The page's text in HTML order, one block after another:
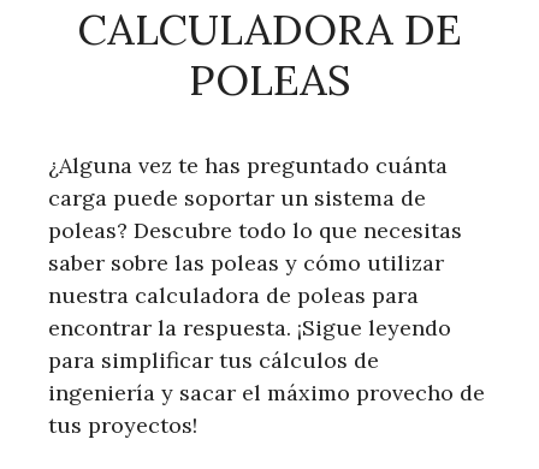
CALCULADORA DE
POLEAS
¿Alguna vez te has preguntado cuánta
carga puede soportar un sistema de
poleas? Descubre todo lo que necesitas
saber sobre las poleas y cómo utilizar
nuestra calculadora de poleas para
encontrar la respuesta. ¡Sigue leyendo
para simplificar tus cálculos de
ingeniería y sacar el máximo provecho de
tus proyectos!